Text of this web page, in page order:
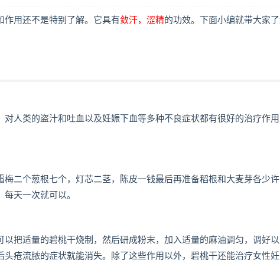
用还不是特别了解。它具有敛汗，涩精的功效。下面小编就带大家
人类的盗汁和吐血以及妊娠下血等多种不良症状都有很好的治疗作
二个葱根七个，灯芯二茎，陈皮一钱最后再准备稻根和大麦芽各少
天一次就可以。
把适量的碧桃干烧制，然后研成粉末，加入适量的麻油调匀，调好
疮流脓的症状就能消失。除了这些作用以外，碧桃干还能治疗女性